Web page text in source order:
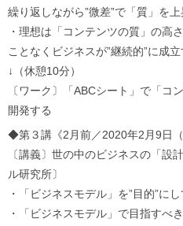
繰り返しながら”微差”で「質」を
・理想は「コンテンツの質」の高
ことなくビジネスが”継続的”に成立
↓（休憩10分）
〔ワーク〕「ABCシート」で「コ
開発する
◆第３講《2月前／2020年2月9日
〔講義〕世の中のビジネスの「設
ル研究所〕
・「ビジネスモデル」を”目的”に
・「ビジネスモデル」で目指すべ